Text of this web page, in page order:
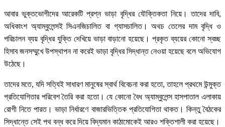
আবার ভুক্তভোগীদের আরেকটি প্রশ্ন ভাড়া বৃদ্ধির যৌক্তিকতা নিয়ে। তাদের দাবি,
অধিকাংশ অ্যাম্বুলেন্সই সিএনজিচালিত বা গ্যাসচালিত। অথচ তেলের দাম বৃদ্ধি ও
পরিচালন ব্যয় বৃদ্ধির যুক্তি দেখিয়ে ভাড়া বাড়ানো হয়েছে। প্রকৃত ব্যয়ের কোনো স্বচ্ছ
হিসাব জনসম্মুখে উপস্থাপন না করেই ভাড়া বৃদ্ধির সিদ্ধান্ত নেওয়া হয়েছে বলে অভিযোগ
উঠেছে।
তাদের মতে, যদি সত্যিই সাধারণ মানুষের স্বার্থ বিবেচনা করা হতো, তাহলে প্রথমে উন্মুক্ত
প্রতিযোগিতার পরিবেশ তৈরি করা হতো। যে কোনো বৈধ অ্যাম্বুলেন্স হাসপাতাল এলাকায়
রোগী নিতে পারত। ভাড়া নির্ধারণে বাজারভিত্তিক প্রতিযোগিতা থাকত। কিন্তু বৈঠকের
সিদ্ধান্তে সেই পথ বন্ধ করে দিয়ে বিদ্যমান কাঠামোকেই আরও শক্তিশালী করা হয়েছে।